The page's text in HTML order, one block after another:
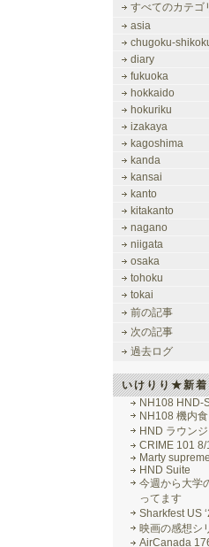
すべてのカテゴ
asia
chugoku-
diary
fukuoka
hokkaido
hokuriku
izakaya
kagoshima
kanda
kansai
kanto
kitakanto
nagano
niigata
osaka
tohoku
tokai
前の記事
次の記事
過去ログ
いけりり★新着
NH108 HND-
NH108 機内食
HND ラウンジ
CRIME 101 8/
Marty
HND Suite
今週から大学
ってます
Sharkfest US
映画の感想シ
AirCanada